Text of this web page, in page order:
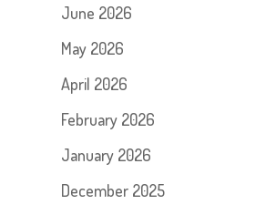
June 2026
May 2026
April 2026
February 2026
January 2026
December 2025